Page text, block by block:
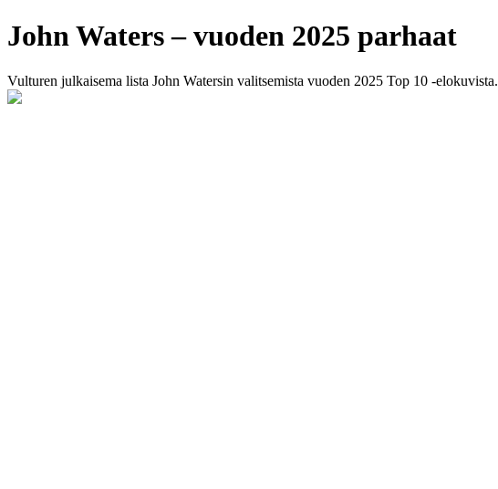
John Waters – vuoden 2025 parhaat
Vulturen julkaisema lista John Watersin valitsemista vuoden 2025 Top 10 -elokuvista.